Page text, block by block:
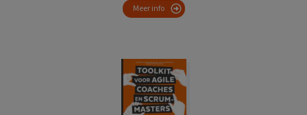
Meer info